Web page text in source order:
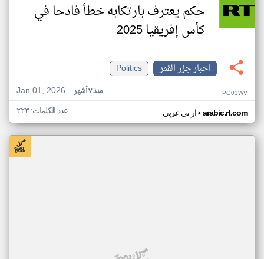
حكم يعترف بارتكابه خطأ فادحا في
كأس إفريقيا 2025
اخبار جزر القمر
Politics
Jan 01, 2026
منذ ٧ أشهر PG03WV
ار تي عربي• arabic.rt.com عدد الكلمات: ٢٢٣